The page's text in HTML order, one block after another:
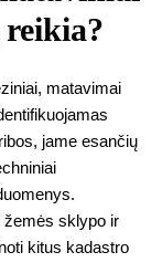
matavimai
jame esančių
žemės sklypo ir
kitus kadastro